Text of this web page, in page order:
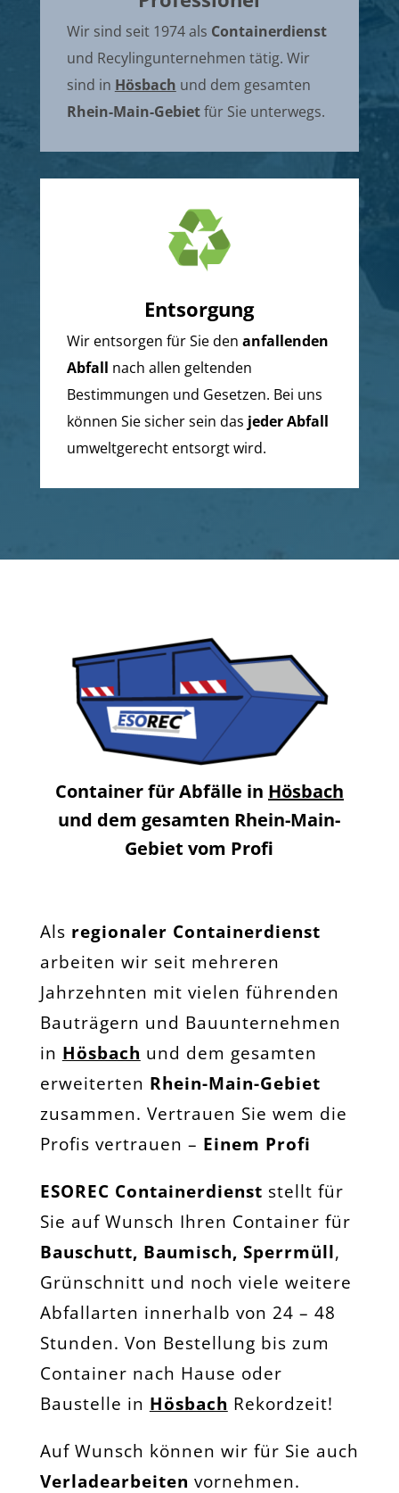
Wir sind seit 1974 als Containerdienst
und Recylingunternehmen tätig. Wir
sind in Hösbach und dem gesamten
Rhein-Main-Gebietfür Sie unterwegs.
Entsorgung
Wir entsorgen für Sie den anfallenden
Abfall nach allen geltenden
Bestimmungen und Gesetzen. Bei uns
können Sie sicher sein das jeder Abfall
umweltgerecht entsorgt wird.
Container für Abfälle in Hösbach
und dem gesamten Rhein-Main-
Gebiet vom Profi
Als regionaler Containerdienst
arbeiten wir seit mehreren
Jahrzehnten mit vielen führenden
Bauträgern und Bauunternehmen
in Hösbach und dem gesamten
erweiterten Rhein-Main-Gebiet
zusammen. Vertrauen Sie wem die
Profis vertrauen – Einem Profi
ESOREC Containerdienst stellt für
Sie auf Wunsch Ihren Container für
Bauschutt, Baumisch, Sperrmüll,
Grünschnitt und noch viele weitere
Abfallarten innerhalb von 24 – 48
Stunden. Von Bestellung bis zum
Container nach Hause oder
Baustelle in Hösbach Rekordzeit!
Auf Wunsch können wir für Sie auch
Verladearbeiten vornehmen.